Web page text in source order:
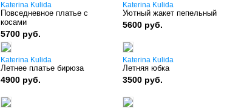
Katerina Kulida
Повседневное платье с
косами
5700 руб.
Katerina Kulida
Уютный жакет пепельный
5600 руб.
Katerina Kulida
Летнее платье бирюза
4900 руб.
Katerina Kulida
Летняя юбка
3500 руб.